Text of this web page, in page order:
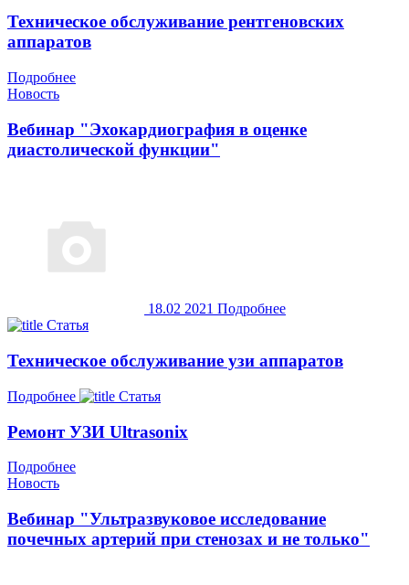
Техническое обслуживание рентгеновских
аппаратов
Подробнее
Новость
Вебинар "Эхокардиография в оценке
диастолической функции"
18.02 2021 Подробнее
Статья
Техническое обслуживание узи аппаратов
Подробнее Статья
Ремонт УЗИ Ultrasonix
Подробнее
Новость
Вебинар "Ультразвуковое исследование
почечных артерий при стенозах и не только"